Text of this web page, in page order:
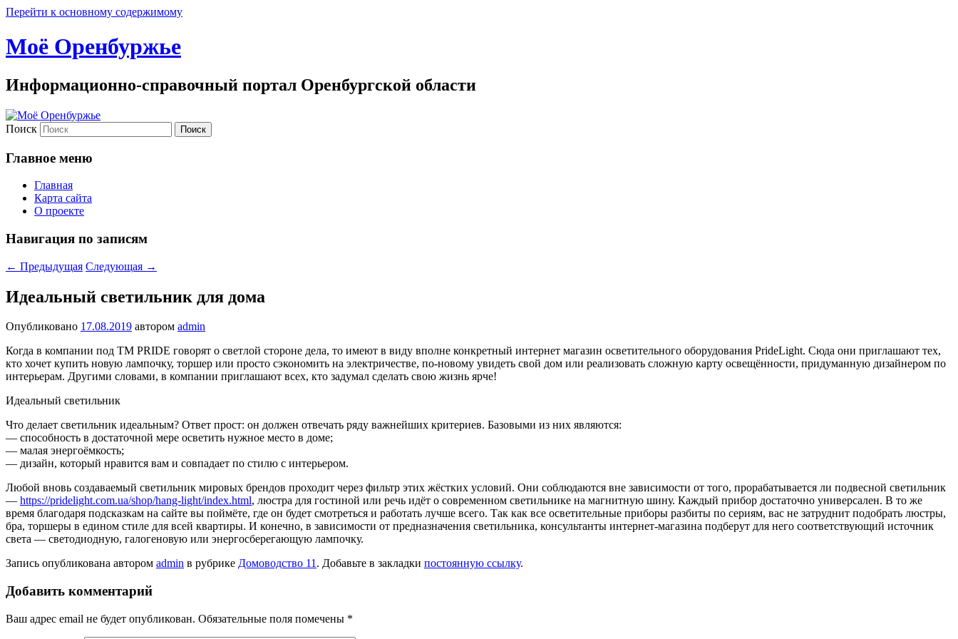
Перейти к основному содержимому
Моё Оренбуржье
Информационно-справочный портал Оренбургской области
Поиск
Главное меню
Главная
Карта сайта
О проекте
Навигация по записям
← Предыдущая Следующая →
Идеальный светильник для дома
Опубликовано 17.08.2019 автором admin
Когда в компании под ТМ PRIDE говорят о светлой стороне дела, то имеют в виду вполне конкретный интернет магазин осветительного оборудования PrideLight. Сюда они приглашают тех,
кто хочет купить новую лампочку, торшер или просто сэкономить на электричестве, по-новому увидеть свой дом или реализовать сложную карту освещённости, придуманную дизайнером по
интерьерам. Другими словами, в компании приглашают всех, кто задумал сделать свою жизнь ярче!
Идеальный светильник
Что делает светильник идеальным? Ответ прост: он должен отвечать ряду важнейших критериев. Базовыми из них являются:
— способность в достаточной мере осветить нужное место в доме;
— малая энергоёмкость;
— дизайн, который нравится вам и совпадает по стилю с интерьером.
Любой вновь создаваемый светильник мировых брендов проходит через фильтр этих жёстких условий. Они соблюдаются вне зависимости от того, прорабатывается ли подвесной светильник
— https://pridelight.com.ua/shop/hang-light/index.html, люстра для гостиной или речь идёт о современном светильнике на магнитную шину. Каждый прибор достаточно универсален. В то же
время благодаря подсказкам на сайте вы поймёте, где он будет смотреться и работать лучше всего. Так как все осветительные приборы разбиты по сериям, вас не затруднит подобрать люстры,
бра, торшеры в едином стиле для всей квартиры. И конечно, в зависимости от предназначения светильника, консультанты интернет-магазина подберут для него соответствующий источник
света — светодиодную, галогеновую или энергосберегающую лампочку.
Запись опубликована автором admin в рубрике Домоводство 11. Добавьте в закладки постоянную ссылку.
Добавить комментарий
Ваш адрес email не будет опубликован. Обязательные поля помечены *